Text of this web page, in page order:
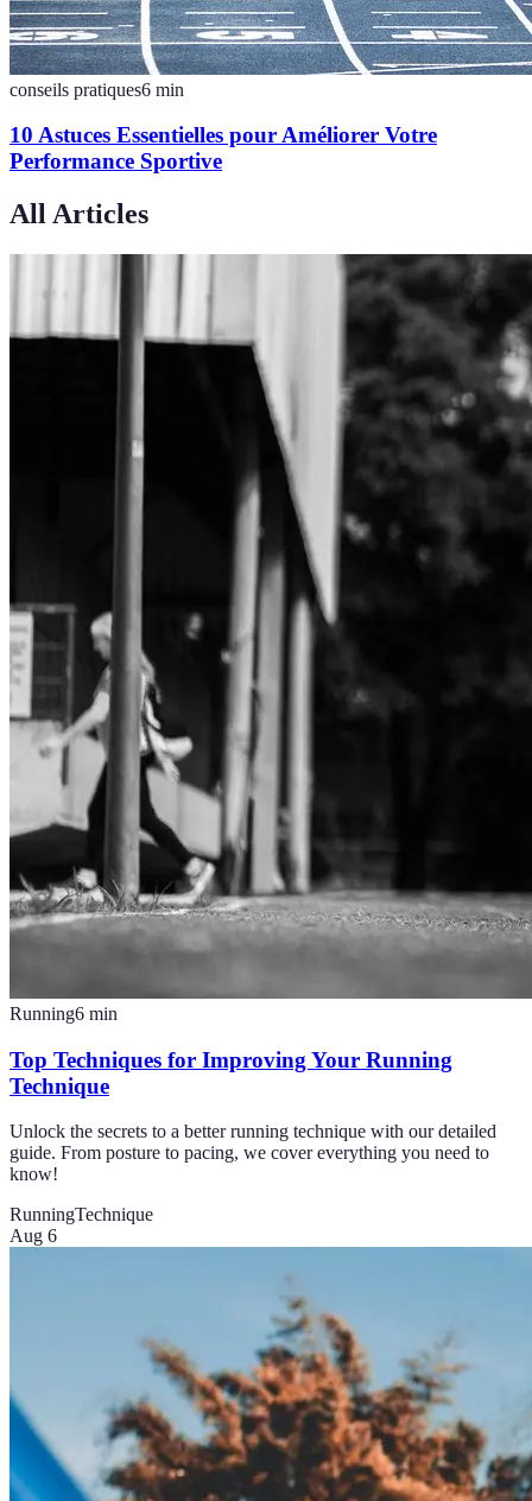
conseils pratiques6 min
10 Astuces Essentielles pour Améliorer Votre
Performance Sportive
All Articles
Running6 min
Top Techniques for Improving Your Running
Technique
Unlock the secrets to a better running technique with our detailed
guide. From posture to pacing, we cover everything you need to
know!
RunningTechnique
Aug 6